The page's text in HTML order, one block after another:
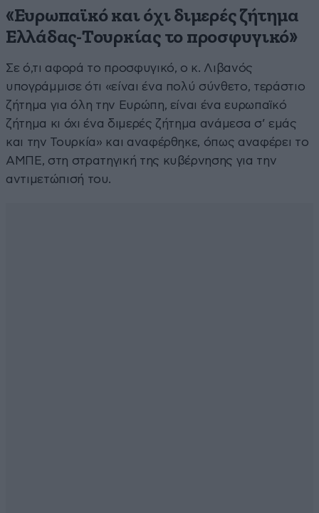
«Ευρωπαϊκό και όχι διμερές ζήτημα
Ελλάδας-Τουρκίας το προσφυγικό»
Σε ό,τι αφορά το προσφυγικό, ο κ. Λιβανός
υπογράμμισε ότι «είναι ένα πολύ σύνθετο, τεράστιο
ζήτημα για όλη την Ευρώπη, είναι ένα ευρωπαϊκό
ζήτημα κι όχι ένα διμερές ζήτημα ανάμεσα σ’ εμάς
και την Τουρκία» και αναφέρθηκε, όπως αναφέρει το
ΑΜΠΕ, στη στρατηγική της κυβέρνησης για την
αντιμετώπισή του.